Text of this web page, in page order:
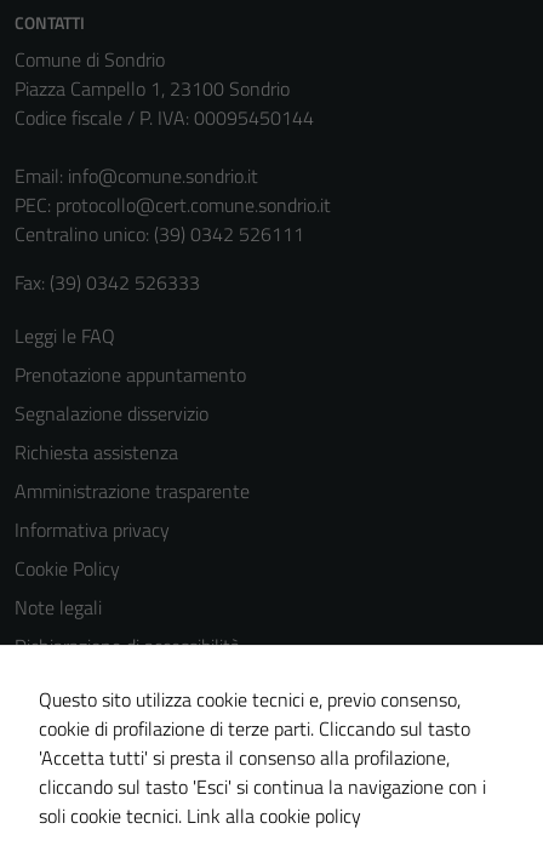
CONTATTI
Comune di Sondrio
Piazza Campello 1, 23100 Sondrio
Codice fiscale / P. IVA: 00095450144
Email: info@comune.sondrio.it
PEC: protocollo@cert.comune.sondrio.it
Centralino unico: (39) 0342 526111
Fax: (39) 0342 526333
Leggi le FAQ
Prenotazione appuntamento
Segnalazione disservizio
Richiesta assistenza
Amministrazione trasparente
Informativa privacy
Cookie Policy
Note legali
Dichiarazione di accessibilità
Dichiarazione di accessibilità Servizi
Whistleblowing
Piano di miglioramento del sito
Area riservata
Questo sito utilizza cookie tecnici e, previo consenso,
cookie di profilazione di terze parti. Cliccando sul tasto
'Accetta tutti' si presta il consenso alla profilazione,
cliccando sul tasto 'Esci' si continua la navigazione con i
soli cookie tecnici. Link alla cookie policy
essere
non raccolgono